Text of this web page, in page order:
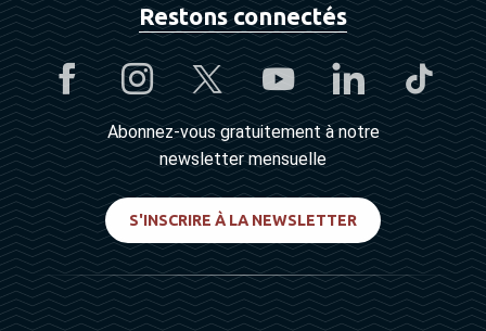
Restons connectés
Abonnez-vous gratuitement à notre
newsletter mensuelle
S'INSCRIRE À LA NEWSLETTER